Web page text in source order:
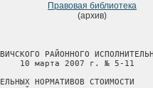
Правовая библиотека
(архив)
РАЙОННОГО
10 марта 2007 г. № 5-11
НОРМАТИВОВ СТОИМОСТИ